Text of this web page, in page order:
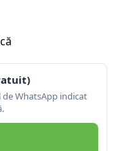
WhatsApp indicat